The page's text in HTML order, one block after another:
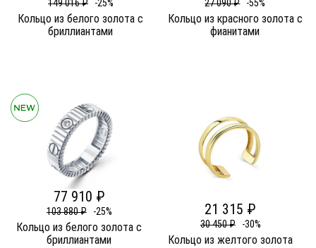
149 016 ₽ -25%
Кольцо из белого золота c
бриллиантами
27 090 ₽ -55%
Кольцо из красного золота c
фианитами
77 910 ₽
103 880 ₽ -25%
Кольцо из белого золота c
бриллиантами
21 315 ₽
30 450 ₽ -30%
Кольцо из желтого золота